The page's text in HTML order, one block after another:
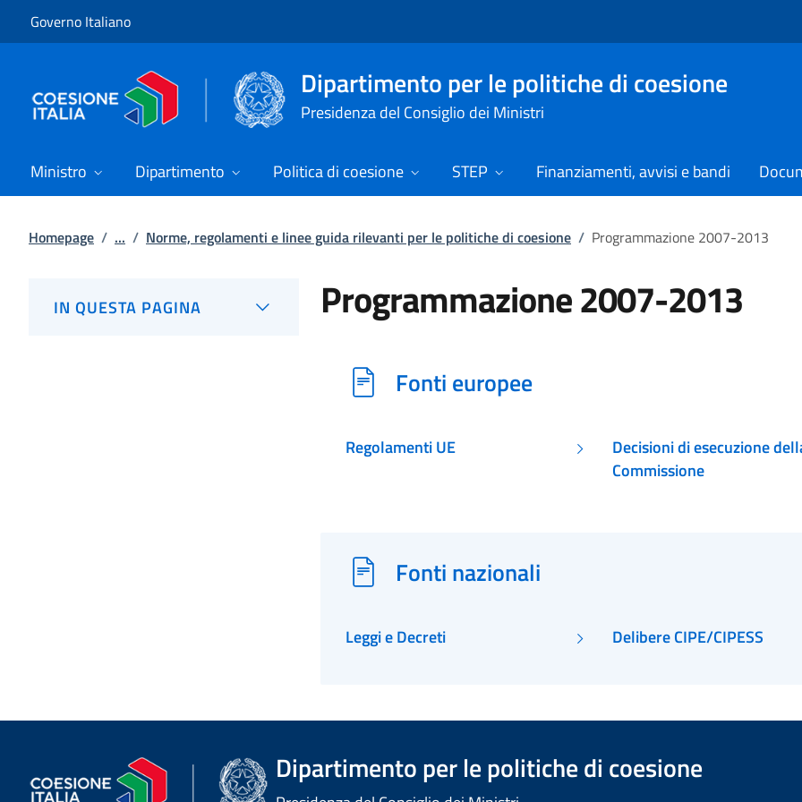
Governo Italiano
Dipartimento per le politiche di coesione
Presidenza del Consiglio dei Ministri
Ministro Dipartimento Politica di coesione STEP Finanziamenti, avvisi e bandi
Homepage / ... / Norme, regolamenti e linee guida rilevanti per le politiche di coesione / Programmazione 2007-2013
IN QUESTA PAGINA Programmazione 2007-2013
Fonti europee
Regolamenti UE
Decisioni di esecuzione
Commissione
Fonti nazionali
Leggi e Decreti Delibere CIPE/CIPESS
Dipartimento per le politiche di coesione